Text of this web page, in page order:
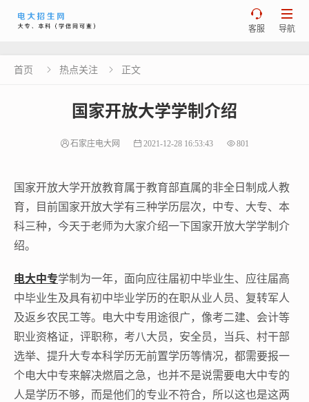

导航

客服
首页  热点关注  正文
国家开放大学学制介绍
石家庄电大网 2021-12-28 16:53:43 801
国家开放大学开放教育属于教育部直属的非全日制成人教
育，目前国家开放大学有三种学历层次，中专、大专、本
科三种，今天于老师为大家介绍一下国家开放大学学制介
绍。
电大中专学制为一年，面向应往届初中毕业生、应往届高
中毕业生及具有初中毕业学历的在职从业人员、复转军人
及返乡农民工等。电大中专用途很广，像考二建、会计等
职业资格证，评职称，考八大员，安全员，当兵、村干部
选举、提升大专本科学历无前置学历等情况，都需要报一
个电大中专来解决燃眉之急，也并不是说需要电大中专的
人是学历不够，而是他们的专业不符合，所以这也是这两